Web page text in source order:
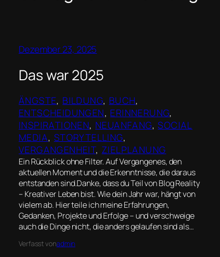
Dezember 23, 2025
Das war 2025
ÄNGSTE, BILDUNG, BUCH
ENTSCHEIDUNGEN, ERINNERUNG
INSPIRATIONEN, NEUANFANG, SOCIAL
MEDIA, STORYTELLING
VERGANGENHEIT, ZIELPLANUNG
Ein Rückblick ohne Filter. Auf Vergangenes, den
aktuellen Moment und die Erkenntnisse, die daraus
entstanden sind.Danke, dass du Teil von Blog Reality
– Kreativer Leben bist. Wie dein Jahr war, hängt von
vielem ab. Hier teile ich meine Erfahrungen,
Gedanken, Projekte und Erfolge – und verschweige
auch die Dinge nicht, die anders gelaufen sind als…
Verfasst vonadmin